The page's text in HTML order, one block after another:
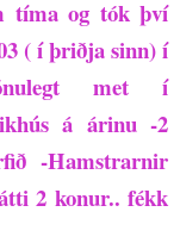
tíma og tók því
( í þriðja sinn) í
met í
á árinu -2
-Hamstrarnir
2 konur.. fékk